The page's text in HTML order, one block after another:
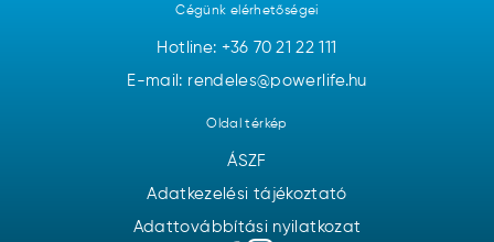
Cégünk elérhetőségei
Hotline: +36 70 21 22 111
E-mail: rendeles@powerlife.hu
Oldal térkép
ÁSZF
Adatkezelési tájékoztató
Adattovábbítási nyilatkozat